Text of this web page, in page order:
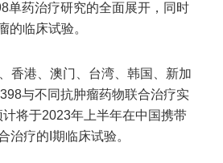
单药治疗研究的全面展开，同时
临床试验。
香港、澳门、台湾、韩国、新加
与不同抗肿瘤药物联合治疗实
将于2023年上半年在中国携带
疗的I期临床试验。